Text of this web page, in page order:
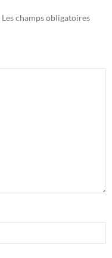
Les champs obligatoires